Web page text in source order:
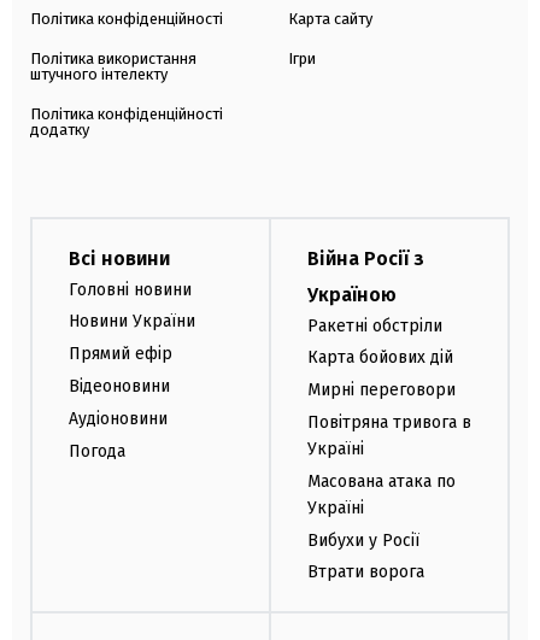
Політика конфіденційності
Політика використання
штучного інтелекту
Політика конфіденційності
додатку
Карта сайту
Ігри
Всі новини
Головні новини
Новини України
Прямий ефір
Відеоновини
Аудіоновини
Погода
Війна Росії з
Україною
Ракетні обстріли
Карта бойових дій
Мирні переговори
Повітряна тривога в
Україні
Масована атака по
Україні
Вибухи у Росії
Втрати ворога